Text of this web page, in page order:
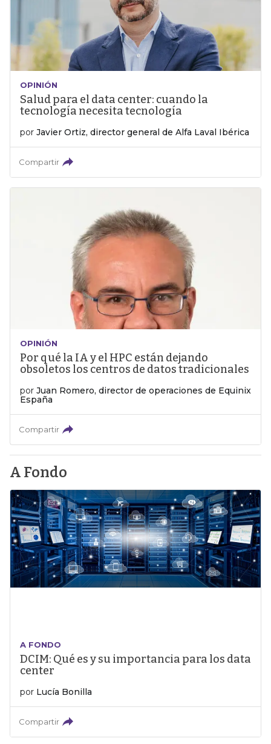
OPINIÓN
Salud para el data center: cuando la
tecnología necesita tecnología
por Javier Ortiz, director general de Alfa Laval Ibérica
Compartir
OPINIÓN
Por qué la IA y el HPC están dejando
obsoletos los centros de datos tradicionales
por Juan Romero, director de operaciones de Equinix
España
Compartir
A Fondo
A FONDO
DCIM: Qué es y su importancia para los data
center
por Lucía Bonilla
Compartir